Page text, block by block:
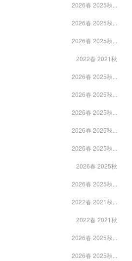
2026春 2025秋...
2026春 2025秋...
2026春 2025秋...
2022春 2021秋
2026春 2025秋...
2026春 2025秋...
2026春 2025秋...
2026春 2025秋...
2026春 2025秋...
2026春 2025秋
2026春 2025秋...
2022春 2021秋...
2022春 2021秋
2026春 2025秋...
2026春 2025秋...